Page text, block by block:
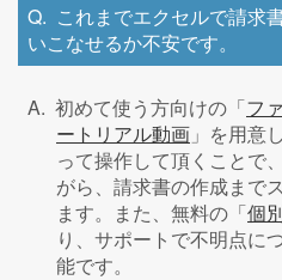
これまでエクセルで請求
いこなせるか不安です。
初めて使う方向けの「フ
ートリアル動画 」を用意
って操作して頂くことで
がら、請求書の作成まで
ます。また、無料の「個
り、サポートで不明点に
能です。